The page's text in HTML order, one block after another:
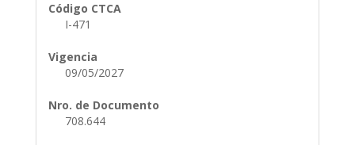
Código CTCA
I-471
Vigencia
09/05/2027
Nro. de Documento
708.644